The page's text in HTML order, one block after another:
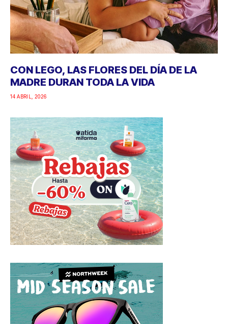
CON LEGO, LAS FLORES DEL DÍA DE LA
MADRE DURAN TODA LA VIDA
14 ABRIL, 2026